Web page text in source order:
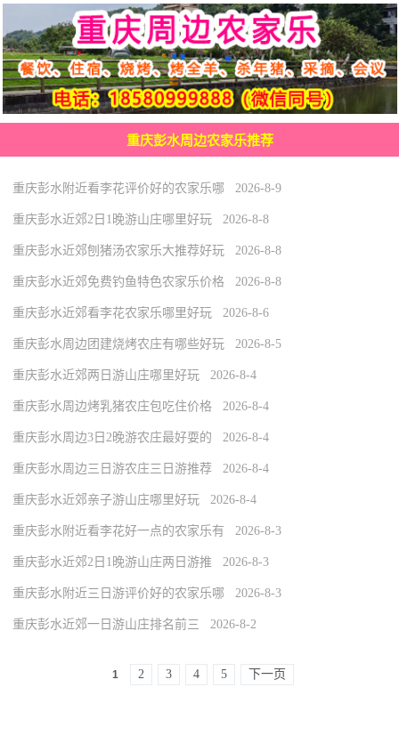
重庆彭水周边农家乐推荐
重庆彭水附近看李花评价好的农家乐哪 2026-8-9
重庆彭水近郊2日1晚游山庄哪里好玩 2026-8-8
重庆彭水近郊刨猪汤农家乐大推荐好玩 2026-8-8
重庆彭水近郊免费钓鱼特色农家乐价格 2026-8-8
重庆彭水近郊看李花农家乐哪里好玩 2026-8-6
重庆彭水周边团建烧烤农庄有哪些好玩 2026-8-5
重庆彭水近郊两日游山庄哪里好玩 2026-8-4
重庆彭水周边烤乳猪农庄包吃住价格 2026-8-4
重庆彭水周边3日2晚游农庄最好耍的 2026-8-4
重庆彭水周边三日游农庄三日游推荐 2026-8-4
重庆彭水近郊亲子游山庄哪里好玩 2026-8-4
重庆彭水附近看李花好一点的农家乐有 2026-8-3
重庆彭水近郊2日1晚游山庄两日游推 2026-8-3
重庆彭水附近三日游评价好的农家乐哪 2026-8-3
重庆彭水近郊一日游山庄排名前三 2026-8-2
1 2 3 4 5 下一页